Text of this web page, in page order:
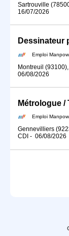
Sartrouville
16/07/2026
Dessinateur
Emploi
Montreuil
06/08/2026
Métrologue
Emploi
Gennevilliers
CDI - 06/08/2026